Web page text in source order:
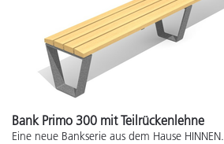
Bank Primo 300 mit Teilrückenlehne
Eine neue Bankserie aus dem Hause HINNEN.